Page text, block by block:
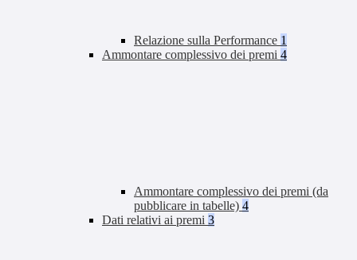
Relazione sulla Performance 1
Ammontare complessivo dei premi 4
Ammontare complessivo dei premi (da
pubblicare in tabelle) 4
Dati relativi ai premi 3